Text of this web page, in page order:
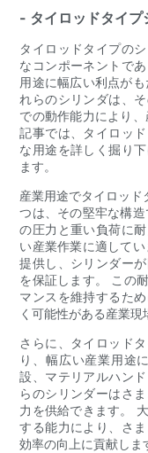
- タイロッドタイプ
タイロッドタイプの
なコンポーネントで
用途に幅広い利点が
れらのシリンダは、
での動作能力により
記事では、タイロッ
な用途を詳しく掘り
ます。
産業用途でタイロッド
つは、その堅牢な構
の圧力と重い負荷に
い産業作業に適して
提供し、シリンダー
を保証します。 この
マンスを維持するた
く可能性がある産業現
さらに、タイロッド
り、幅広い産業用途
設、マテリアルハン
らのシリンダーはさ
力を供給できます。
する能力により、さ
効率の向上に貢献しま